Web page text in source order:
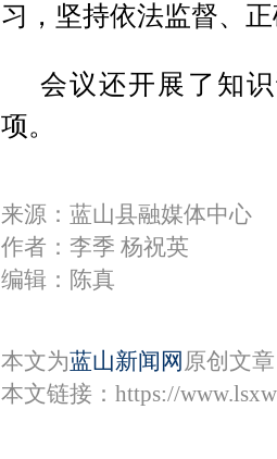
习，坚持依法监督、
会议还开展了知
项。
来源：蓝山县融媒体中心
作者：李季 杨祝英
编辑：陈真
本文为蓝山新闻网 原创文
本文链接： https://